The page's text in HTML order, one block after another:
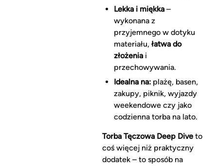
Lekka i miękka–
wykonana z
przyjemnego w dotyku
materiału, łatwa do
złożeniai
przechowywania.
Idealna na:plażę, basen,
zakupy, piknik, wyjazdy
weekendowe czy jako
codzienna torba na lato.
Torba Tęczowa Deep Diveto
coś więcej niż praktyczny
dodatek – to sposób na